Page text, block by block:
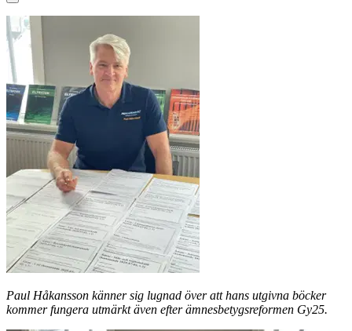
Paul Håkansson känner sig lugnad över att hans utgivna böcker
kommer fungera utmärkt även efter ämnesbetygsreformen Gy25.